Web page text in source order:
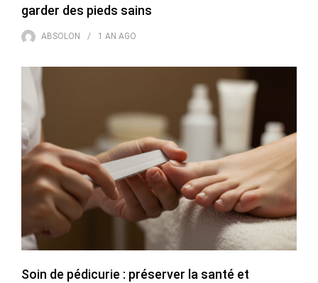
garder des pieds sains
ABSOLON 1 AN AGO
Soin de pédicurie : préserver la santé et